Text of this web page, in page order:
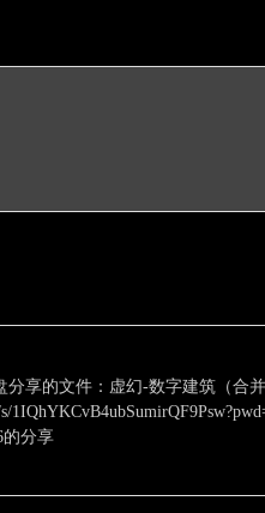
分享的文件：虚幻-数字建筑（合
分享